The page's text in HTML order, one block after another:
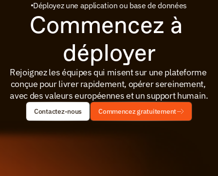
Déployez une application ou base de données
Commencez à
déployer
Rejoignez les équipes qui misent sur une plateforme
conçue pour livrer rapidement, opérer sereinement,
avec des valeurs européennes et un support humain.
Contactez-nous Commencez gratuitement